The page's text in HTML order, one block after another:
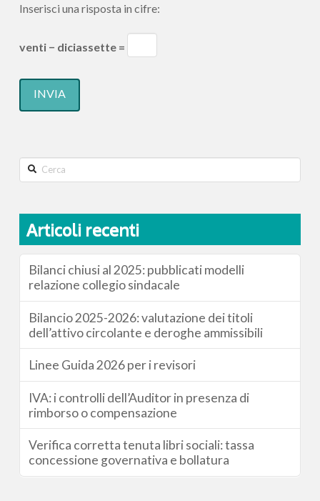
Inserisci una risposta in cifre:
venti − diciassette =
Search
Articoli recenti
Bilanci chiusi al 2025: pubblicati modelli
relazione collegio sindacale
Bilancio 2025-2026: valutazione dei titoli
dell’attivo circolante e deroghe ammissibili
Linee Guida 2026 per i revisori
IVA: i controlli dell’Auditor in presenza di
rimborso o compensazione
Verifica corretta tenuta libri sociali: tassa
concessione governativa e bollatura